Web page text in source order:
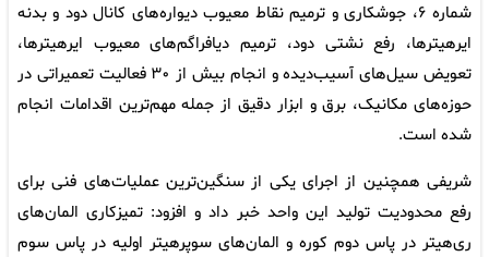
شماره ۶، جوشکاری و ترمیم نقاط معیوب دیواره‌های کانال دود و بدنه
ایرهیترها، رفع نشتی دود، ترمیم دیافراگم‌های معیوب ایرهیترها،
تعویض سیل‌های آسیب‌دیده و انجام بیش از ۳۰ فعالیت تعمیراتی در
حوزه‌های مکانیک، برق و ابزار دقیق از جمله مهم‌ترین اقدامات انجام‌
شده است.
شریفی همچنین از اجرای یکی از سنگین‌ترین عملیات‌های فنی برای
رفع محدودیت تولید این واحد خبر داد و افزود: تمیزکاری المان‌های
ری‌هیتر در پاس دوم کوره و المان‌های سوپرهیتر اولیه در پاس سوم